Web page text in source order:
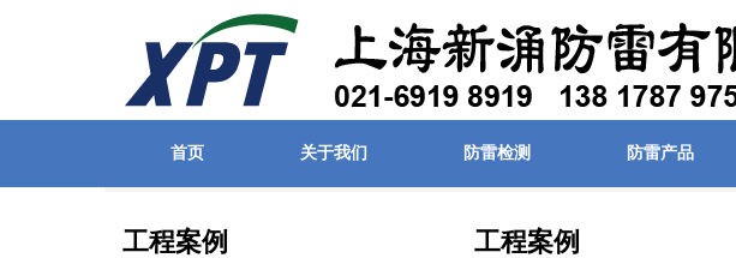
首页 关于我们 防雷检测 防雷产品
首页| 工程案例 | 避雷带
工程案例
工程案例